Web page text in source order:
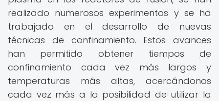
realizado numerosos experimentos y se ha
trabajado en el desarrollo de nuevas
técnicas de confinamiento. Estos avances
han permitido obtener tiempos de
confinamiento cada vez más largos y
temperaturas más altas, acercándonos
cada vez más a la posibilidad de utilizar la